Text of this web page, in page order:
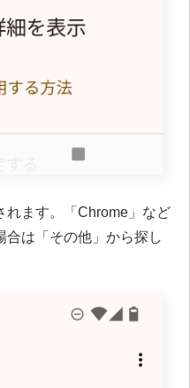
れます。「Chrome」など
合は「その他」から探し